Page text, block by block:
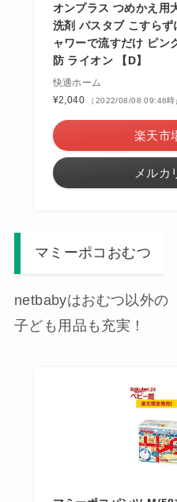
オンプラス つめかえ用
洗剤 バスタブ こすら
ャワーで流すだけ ピン
防 ライオン 【D】
快適ホーム
¥2,040
（2022/08/08 09:46時
楽天市
メルカ
マミーポコおむつ
netbabyはおむつ以外の
子ども用品も充実！